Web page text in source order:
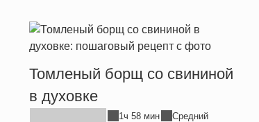
Томленый борщ со свининой
в духовке
1ч 58 мин Средний